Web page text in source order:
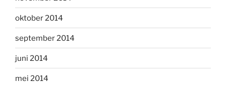
oktober 2014
september 2014
juni 2014
mei 2014